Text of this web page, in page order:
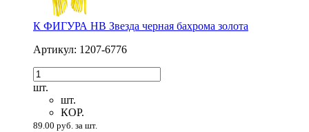
К ФИГУРА HB Звезда черная бахрома золота
Артикул: 1207-6776
шт.
шт.
КОР.
89.00 руб. за шт.